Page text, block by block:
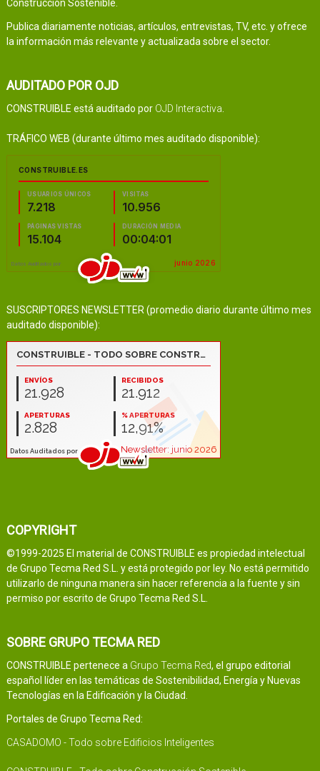
Construcción Sostenible.
Publica diariamente noticias, artículos, entrevistas, TV, etc. y ofrece
la información más relevante y actualizada sobre el sector.
AUDITADO POR OJD
CONSTRUIBLE está auditado por OJD Interactiva
TRÁFICO WEB (durante último mes auditado disponible):
SUSCRIPTORES NEWSLETTER (promedio diario durante último mes
auditado disponible):
COPYRIGHT
©1999-2025 El material de CONSTRUIBLE es propiedad intelectual
de Grupo Tecma Red S.L. y está protegido por ley. No está permitido
utilizarlo de ninguna manera sin hacer referencia a la fuente y sin
permiso por escrito de Grupo Tecma Red S.L.
SOBRE GRUPO TECMA RED
CONSTRUIBLE pertenece a Grupo Tecma Red, el grupo editorial
español líder en las temáticas de Sostenibilidad, Energía y Nuevas
Tecnologías en la Edificación y la Ciudad.
Portales de Grupo Tecma Red:
CASADOMO - Todo sobre Edificios Inteligentes